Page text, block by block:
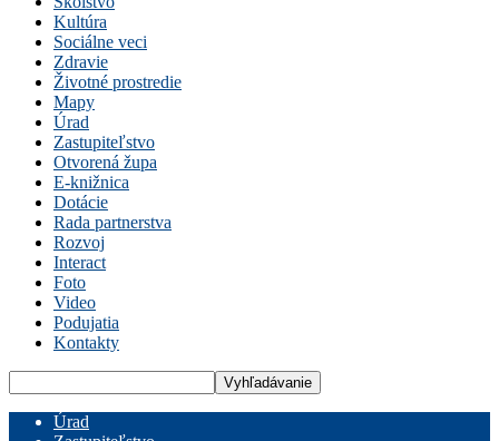
Kultúra
Sociálne veci
Zdravie
Životné prostredie
Mapy
Úrad
Zastupiteľstvo
Otvorená župa
E-knižnica
Dotácie
Rada partnerstva
Rozvoj
Interact
Foto
Video
Podujatia
Kontakty
Úrad